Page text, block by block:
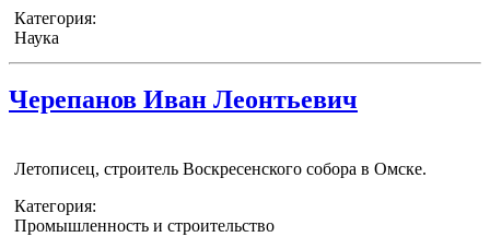
Категория:
Наука
Черепанов Иван Леонтьевич
Летописец, строитель Воскресенского собора в Омске.
Категория:
Промышленность и строительство